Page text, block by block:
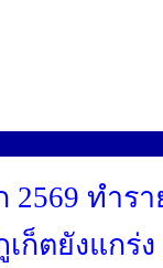
2569 ทำร
ก็ตยังแกร่